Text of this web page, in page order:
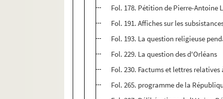
Fol. 178. Pétition de Pierre-Antoine
Fol. 191. Affiches sur les
Fol. 193. La question religieuse
Fol. 229. La question des d'Orléans
Fol. 230. Factums et lettres
Fol. 265. programme de la